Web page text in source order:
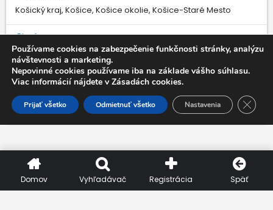
Košický kraj, Košice, Košice okolie, Košice-Staré Mesto
Plynár
plynári.sk
+421 940 409 409 Nitriansky kraj, Nitra
Plynár
Domov Vyhľadávač Registrácia Späť
Používame cookies na zabezpečenie funkčnosti stránky, analýzu
návštevnosti a marketing.
Nepovinné cookies používame iba na základe vášho súhlasu.
Viac informácií nájdete v Zásadách cookies.
Prijať všetko Odmietnuť všetko Nastavenia Close